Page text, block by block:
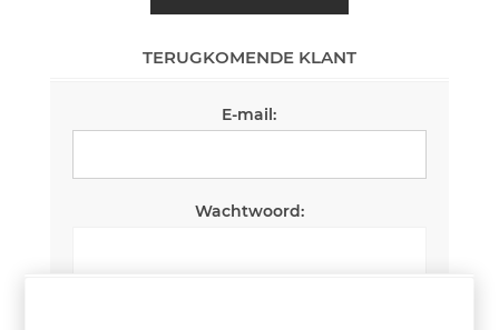
TERUGKOMENDE KLANT
E-mail:
Wachtwoord: